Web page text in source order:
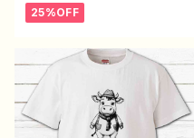
物 ゆるかわ ゆるい ユ
ルキャラクター おすす
め 個性的 人気 イラス
トレーター クリエイター
絵師 オリジナル デザイ
ン グッズ 半袖シャツ
25%OFF